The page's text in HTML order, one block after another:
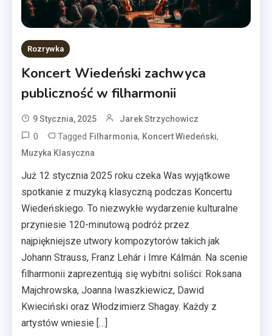
Rozrywka
Koncert Wiedeński zachwyca
publiczność w filharmonii
9 Stycznia, 2025 Jarek Strzychowicz
0 Tagged Filharmonia, Koncert Wiedeński,
Muzyka Klasyczna
Już 12 stycznia 2025 roku czeka Was wyjątkowe
spotkanie z muzyką klasyczną podczas Koncertu
Wiedeńskiego. To niezwykłe wydarzenie kulturalne
przyniesie 120-minutową podróż przez
najpiękniejsze utwory kompozytorów takich jak
Johann Strauss, Franz Lehár i Imre Kálmán. Na scenie
filharmonii zaprezentują się wybitni soliści: Roksana
Majchrowska, Joanna Iwaszkiewicz, Dawid
Kwieciński oraz Włodzimierz Shagay. Każdy z
artystów wniesie […]